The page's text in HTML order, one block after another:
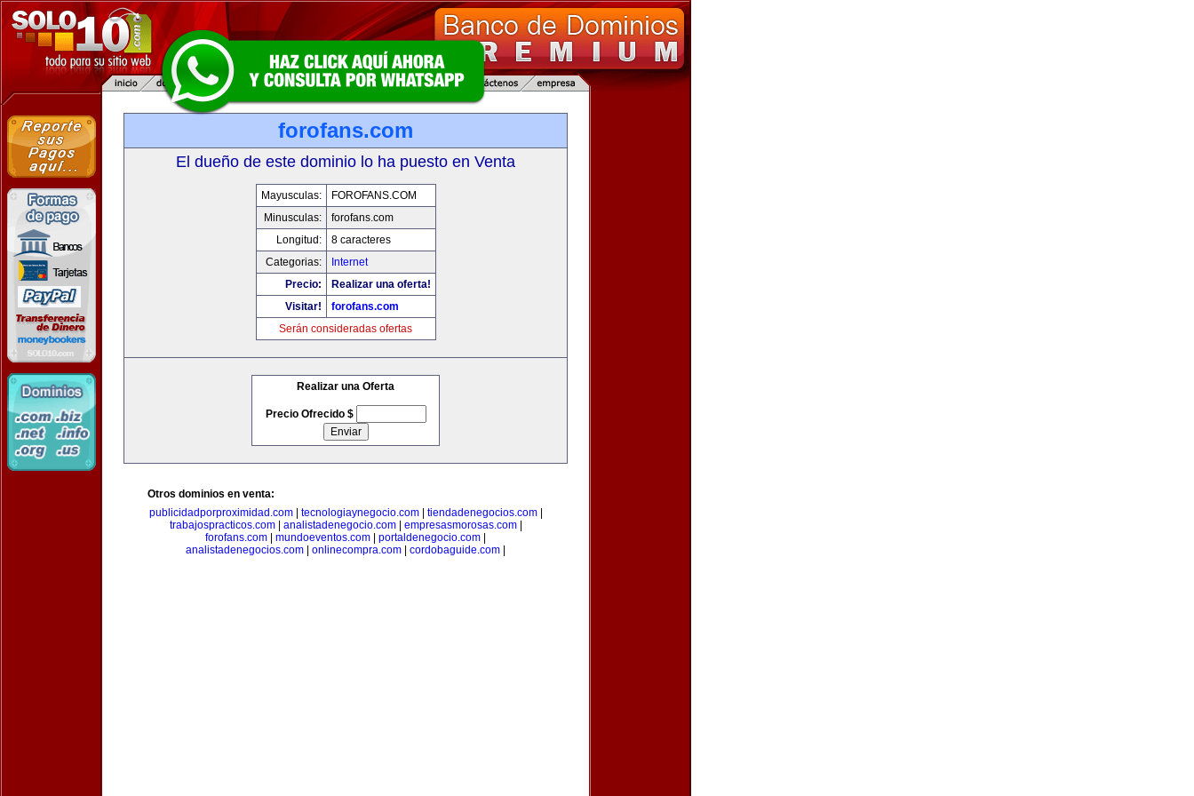
forofans.com
El dueño de este dominio lo ha puesto en Venta
Mayusculas:
FOROFANS.COM
Minusculas:
forofans.com
Longitud:
8 caracteres
Categorias:
Internet
Precio:
Realizar una oferta!
Visitar!
forofans.com
Serán consideradas ofertas
Realizar una Oferta
Precio Ofrecido $
Otros dominios en venta:
publicidadporproximidad.com| tecnologiaynegocio.com| tiendadenegocios.com|
trabajospracticos.com| analistadenegocio.com| empresasmorosas.com|
forofans.com
mundoeventos.com portaldenegocio.com
analistadenegocios.com
onlinecompra.com cordobaguide.com